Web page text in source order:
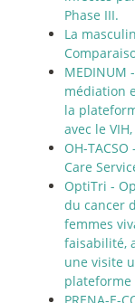
Phase III.
La
MEDINUM
médiation
la
avec le
OH-
Care
OptiTri -
du cancer
femmes
faisabilité,
une visite
plateforme
PRENA-E-